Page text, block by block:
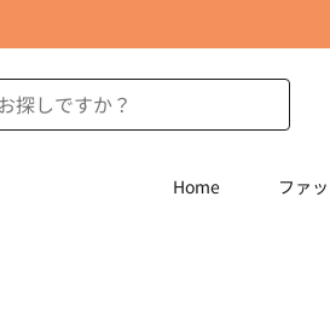
Home ファ